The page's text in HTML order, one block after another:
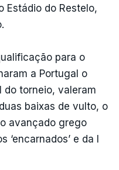
Estádio do Restelo,
para o
a Portugal o
do torneio, valeram
baixas de vulto, o
avançado grego
‘encarnados’ e da I